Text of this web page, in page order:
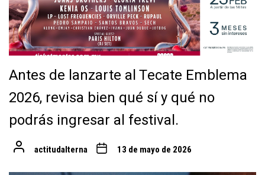
Antes de lanzarte al Tecate Emblema
2026, revisa bien qué sí y qué no
podrás ingresar al festival.
actitudalterna 13 de mayo de 2026